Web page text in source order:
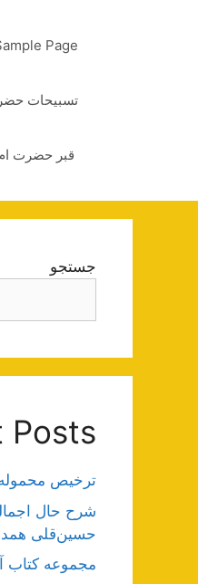
Page
تسبیحات
قبر حضرت ام
جستجو
Posts
ترخیص
شرح حال
حسین‌قلی
مجموعه کتاب